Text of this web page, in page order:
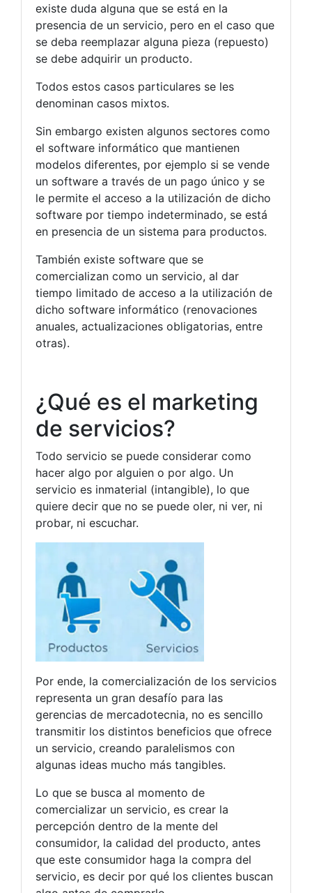
existe duda alguna que se está en la
presencia de un servicio, pero en el caso que
se deba reemplazar alguna pieza (repuesto)
se debe adquirir un producto.
Todos estos casos particulares se les
denominan casos mixtos.
Sin embargo existen algunos sectores como
el software informático que mantienen
modelos diferentes, por ejemplo si se vende
un software a través de un pago único y se
le permite el acceso a la utilización de dicho
software por tiempo indeterminado, se está
en presencia de un sistema para productos.
También existe software que se
comercializan como un servicio, al dar
tiempo limitado de acceso a la utilización de
dicho software informático (renovaciones
anuales, actualizaciones obligatorias, entre
otras).
¿Qué es el marketing
de servicios?
Todo servicio se puede considerar como
hacer algo por alguien o por algo. Un
servicio es inmaterial (intangible), lo que
quiere decir que no se puede oler, ni ver, ni
probar, ni escuchar.
Por ende, la comercialización de los servicios
representa un gran desafío para las
gerencias de mercadotecnia, no es sencillo
transmitir los distintos beneficios que ofrece
un servicio, creando paralelismos con
algunas ideas mucho más tangibles.
Lo que se busca al momento de
comercializar un servicio, es crear la
percepción dentro de la mente del
consumidor, la calidad del producto, antes
que este consumidor haga la compra del
servicio, es decir por qué los clientes buscan